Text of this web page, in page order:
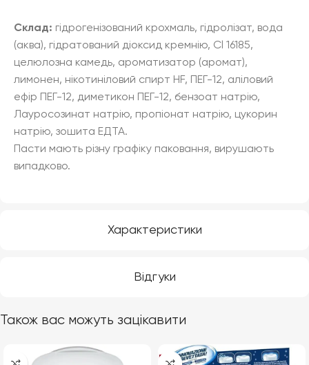
Характеристики
Відгуки
Склад: гідрогенізований крохмаль, гідролізат, вода
(аква), гідратований діоксид кремнію, Cl 16185,
целюлозна камедь, ароматизатор (аромат),
лимонен, нікотиніловий спирт HF, ПЕГ-12, аліловий
ефір ПЕГ-12, диметикон ПЕГ-12, бензоат натрію,
Лауросозинат натрію, пропіонат натрію, цукорин
натрію, зошита ЕДТА.
Пасти мають різну графіку паковання, вирушають
випадково.
Також вас можуть зацікавити